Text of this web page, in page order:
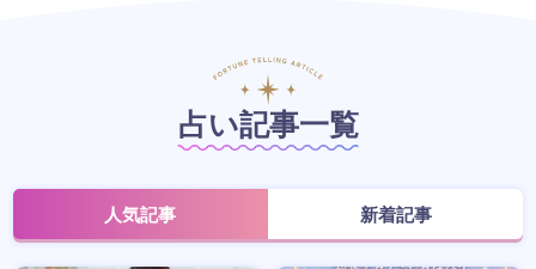
占い記事一覧
人気記事 新着記事